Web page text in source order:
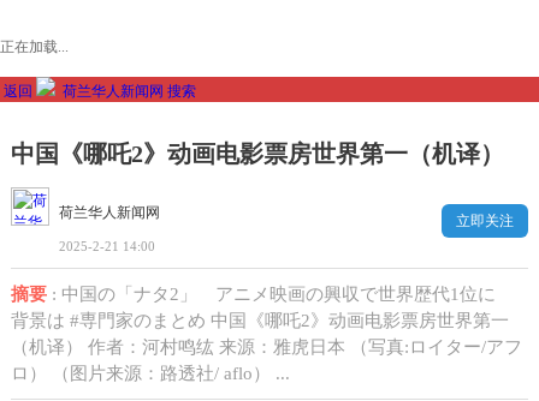
正在加载...
返回 荷兰华人新闻网 搜索
中国《哪吒2》动画电影票房世界第一（机译）
荷兰华人新闻网
2025-2-21 14:00
立即关注
摘要: 中国の「ナタ2」 アニメ映画の興収で世界歴代1位に
背景は #専門家のまとめ 中国《哪吒2》动画电影票房世界第一
（机译） 作者：河村鸣纮 来源：雅虎日本 （写真:ロイター/アフ
ロ） （图片来源：路透社/ aflo） ...